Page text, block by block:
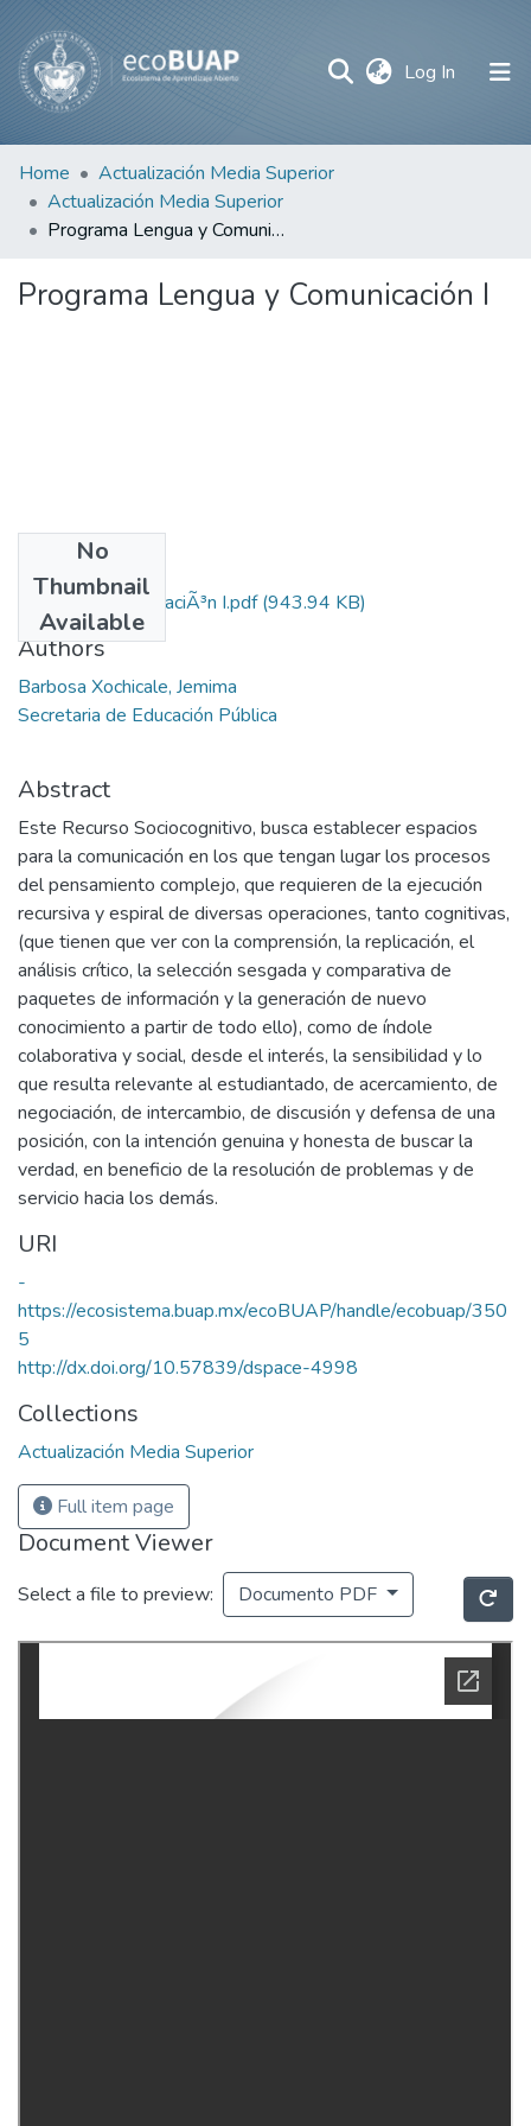
Log In (current)
Communities
&
Collections
Home
Actualización Media Superior
Actualización Media Superior
Programa Lengua y Comunicación I
Programa Lengua y Comunicación I
No
Thumbnail
Available
Lengua y ComunciaciÃ³n I.pdf(943.94 KB)
Authors
Barbosa Xochicale, Jemima
Secretaria de Educación Pública
Abstract
Este Recurso Sociocognitivo, busca establecer espacios
para la comunicación en los que tengan lugar los procesos
del pensamiento complejo, que requieren de la ejecución
recursiva y espiral de diversas operaciones, tanto cognitivas,
(que tienen que ver con la comprensión, la replicación, el
análisis crítico, la selección sesgada y comparativa de
paquetes de información y la generación de nuevo
conocimiento a partir de todo ello), como de índole
colaborativa y social, desde el interés, la sensibilidad y lo
que resulta relevante al estudiantado, de acercamiento, de
negociación, de intercambio, de discusión y defensa de una
posición, con la intención genuina y honesta de buscar la
verdad, en beneficio de la resolución de problemas y de
servicio hacia los demás.
URI
-
https://ecosistema.buap.mx/ecoBUAP/handle/ecobuap/350
5
http://dx.doi.org/10.57839/dspace-4998
Collections
Actualización Media Superior
Full item page
Document Viewer
Select a file to preview: Documento PDF